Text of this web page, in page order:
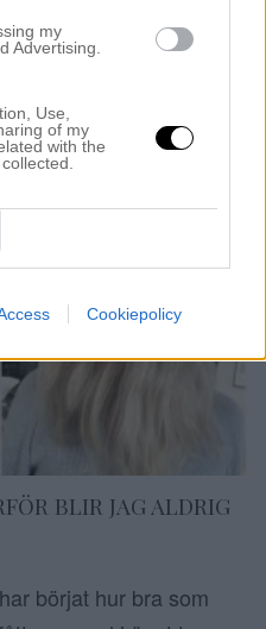
my
Advertising.
Use,
of my
with the
Cookiepolicy
för länge och
har aldrig känt den
BLIR JAG ALDRIG
börjat hur bra som